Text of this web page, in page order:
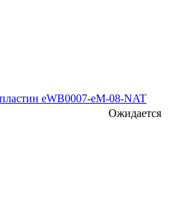
eWB0007-eM-08-NAT
Ожидается